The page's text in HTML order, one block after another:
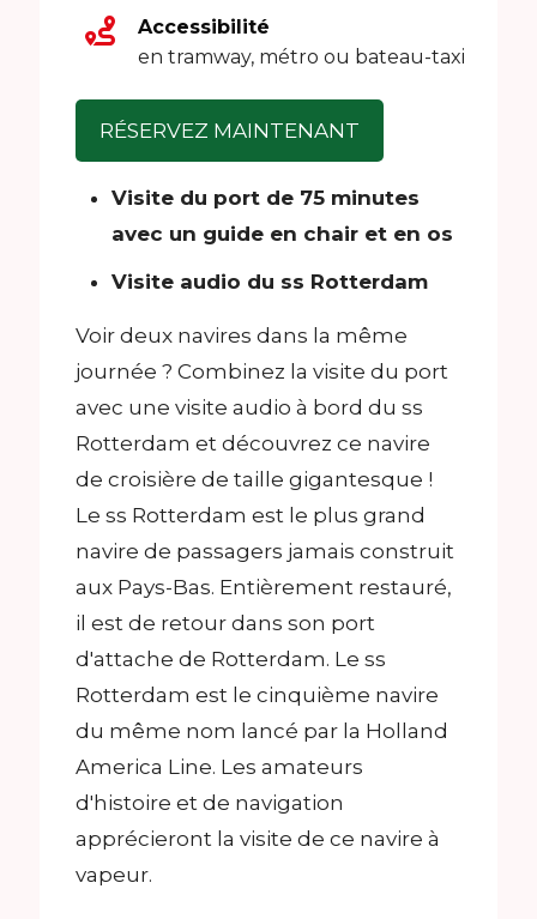
Accessibilité
en tramway, métro ou bateau-taxi
RÉSERVEZ MAINTENANT
Visite du port de 75 minutes
avec un guide en chair et en os
Visite audio du ss Rotterdam
Voir deux navires dans la même
journée ? Combinez la visite du port
avec une visite audio à bord du ss
Rotterdam et découvrez ce navire
de croisière de taille gigantesque !
Le ss Rotterdam est le plus grand
navire de passagers jamais construit
aux Pays-Bas. Entièrement restauré,
il est de retour dans son port
d'attache de Rotterdam. Le ss
Rotterdam est le cinquième navire
du même nom lancé par la Holland
America Line. Les amateurs
d'histoire et de navigation
apprécieront la visite de ce navire à
vapeur.